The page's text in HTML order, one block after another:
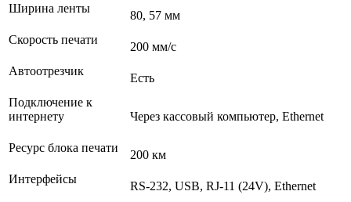
Ширина ленты
80, 57 мм
Скорость печати
200 мм/с
Автоотрезчик
Есть
Подключение к
интернету
Через кассовый компьютер, Ethernet
Ресурс блока печати
200 км
Интерфейсы
RS-232, USB, RJ-11 (24V), Ethernet